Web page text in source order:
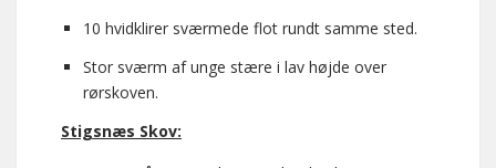
10 hvidklirer sværmede flot rundt samme sted.
Stor sværm af unge stære i lav højde over
rørskoven.
Stigsnæs Skov: